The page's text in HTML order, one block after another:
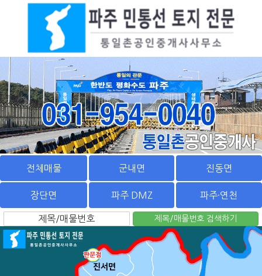
전체매물 군내면 진동면
장단면 파주 DMZ 파주·연천